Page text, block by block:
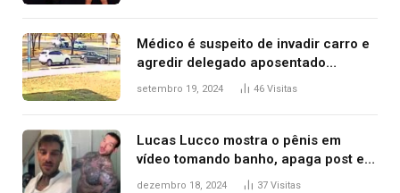
Médico é suspeito de invadir carro e
agredir delegado aposentado
durante confusão no trânsito
setembro 19, 2024 46 Visitas
Lucas Lucco mostra o pênis em
vídeo tomando banho, apaga post e
diz ‘foi mal’
dezembro 18, 2024 37 Visitas